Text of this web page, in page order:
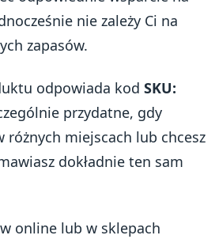
nie zależy Ci na
zapasów.
odpowiada kod SKU:
przydatne, gdy
różnych miejscach lub chcesz
dokładnie ten sam
online lub w sklepach